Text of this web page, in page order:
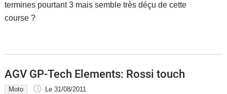
termines pourtant 3 mais semble très déçu de cette
course ?
AGV GP-Tech Elements: Rossi touch
Moto Le 31/08/2011